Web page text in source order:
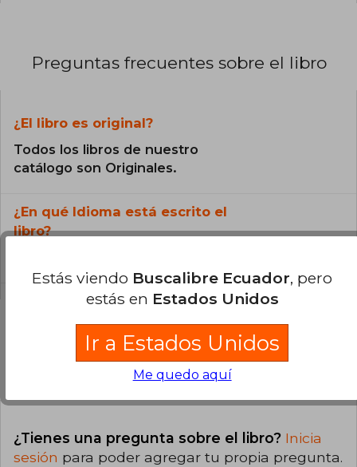
Preguntas frecuentes sobre el libro
¿El libro es original?
Todos los libros de nuestro
catálogo son Originales.
¿En qué Idioma está escrito el
libro?
Preguntas y respuestas sobre el libro
¿Tienes una pregunta sobre el libro? Inicia
sesión para poder agregar tu propia pregunta.
Estás viendo Buscalibre Ecuador, pero
estás en Estados Unidos
Ir a Estados Unidos
Me quedo aquí